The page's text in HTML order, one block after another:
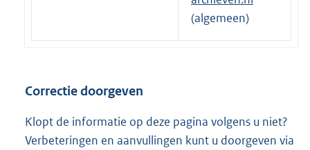
i
k
(algemeen)
Correctie doorgeven
Klopt de informatie op deze pagina volgens u niet?
Verbeteringen en aanvullingen kunt u doorgeven via